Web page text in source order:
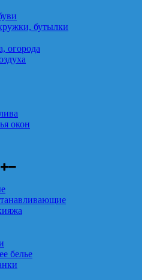
бутылки
огорода
окон
белье